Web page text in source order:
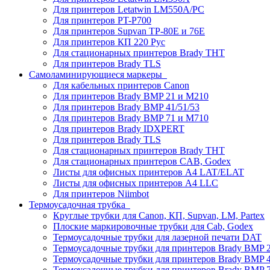
Для принтеров Letatwin LM550A/PC
Для принтеров PT-P700
Для принтеров Supvan TP-80E и 76E
Для принтеров КП 220 Рус
Для стационарных принтеров Brady THT
Для принтеров Brady TLS
Самоламинирующиеся маркеры
Для кабельных принтеров Canon
Для принтеров Brady BMP 21 и M210
Для принтеров Brady BMP 41/51/53
Для принтеров Brady BMP 71 и M710
Для принтеров Brady IDXPERT
Для принтеров Brady TLS
Для стационарных принтеров Brady THT
Для стационарных принтеров CAB, Godex
Листы для офисных принтеров А4 LAT/ELAT
Листы для офисных принтеров А4 LLC
Для принтеров Niimbot
Термоусадочная трубка
Круглые трубки для Canon, КП, Supvan, LM, Partex
Плоские маркировочные трубки для Cab, Godex
Термоусадочные трубки для лазерной печати DAT
Термоусадочные трубки для принтеров Brady BMP
Термоусадочные трубки для принтеров Brady BMP